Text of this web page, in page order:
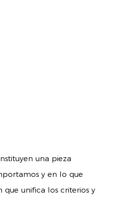
una pieza
y en lo que
unifica los criterios y